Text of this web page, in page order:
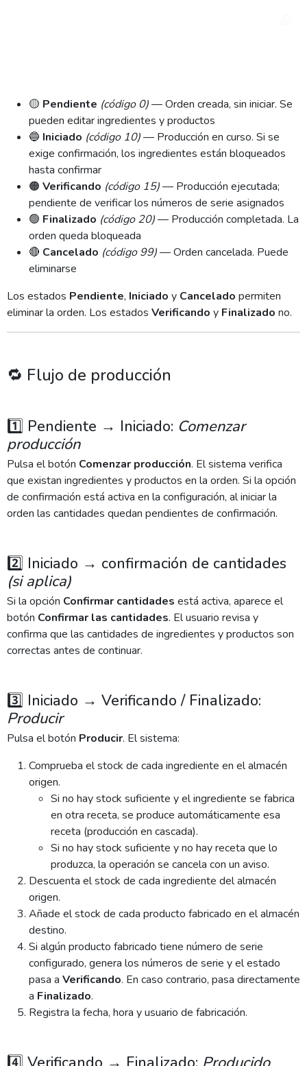
🟡 Pendiente (código 0)— Orden creada, sin iniciar. Se
pueden editar ingredientes y productos
🔵 Iniciado (código 10)— Producción en curso. Si se
exige confirmación, los ingredientes están bloqueados
hasta confirmar
🟠 Verificando (código 15)— Producción ejecutada;
pendiente de verificar los números de serie asignados
🟢 Finalizado (código 20)— Producción completada. La
orden queda bloqueada
🔴 Cancelado (código 99)— Orden cancelada. Puede
eliminarse
Los estados Pendiente, Iniciado y Cancelado permiten
eliminar la orden. Los estados Verificando y Finalizado no.
🔁 Flujo de producción
1️⃣ Pendiente → Iniciado: Comenzar
producción
Pulsa el botón Comenzar producción. El sistema verifica
que existan ingredientes y productos en la orden. Si la opción
de confirmación está activa en la configuración, al iniciar la
orden las cantidades quedan pendientes de confirmación.
2️⃣ Iniciado → confirmación de cantidades
(si aplica)
Si la opción Confirmar cantidades está activa, aparece el
botón Confirmar las cantidades. El usuario revisa y
confirma que las cantidades de ingredientes y productos son
correctas antes de continuar.
3️⃣ Iniciado → Verificando / Finalizado:
Producir
Pulsa el botón Producir. El sistema:
Comprueba el stock de cada ingrediente en el almacén
origen.
Si no hay stock suficiente y el ingrediente se fabrica
en otra receta, se produce automáticamente esa
receta (producción en cascada).
Si no hay stock suficiente y no hay receta que lo
produzca, la operación se cancela con un aviso.
Descuenta el stock de cada ingrediente del almacén
origen.
Añade el stock de cada producto fabricado en el almacén
destino.
Si algún producto fabricado tiene número de serie
configurado, genera los números de serie y el estado
pasa a Verificando. En caso contrario, pasa directamente
a Finalizado.
Registra la fecha, hora y usuario de fabricación.